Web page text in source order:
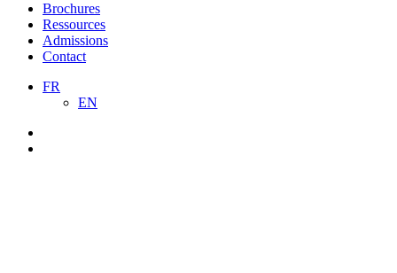
Brochures
Ressources
Admissions
Contact
FR
EN